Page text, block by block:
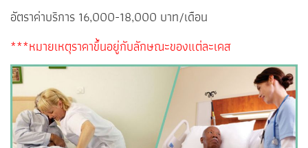
อัตราค่าบริการ 16,000-18,000 บาท/เดือน
***หมายเหตุราคาขึ้นอยู่กับลักษณะของแต่ละเคส